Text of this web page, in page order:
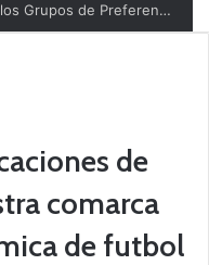
Ya se conoce la composición de los Grupos de Preferente y el calendario
de
comarca
de futbol